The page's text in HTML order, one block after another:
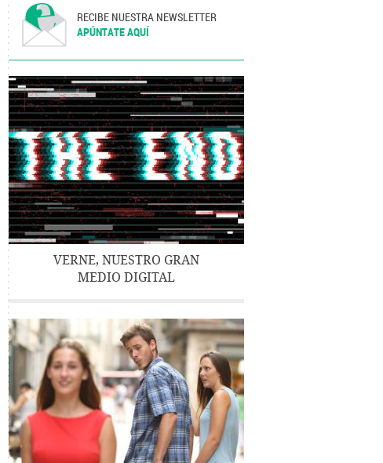
RECIBE NUESTRA NEWSLETTER
APÚNTATE AQUÍ
VERNE, NUESTRO GRAN
MEDIO DIGITAL